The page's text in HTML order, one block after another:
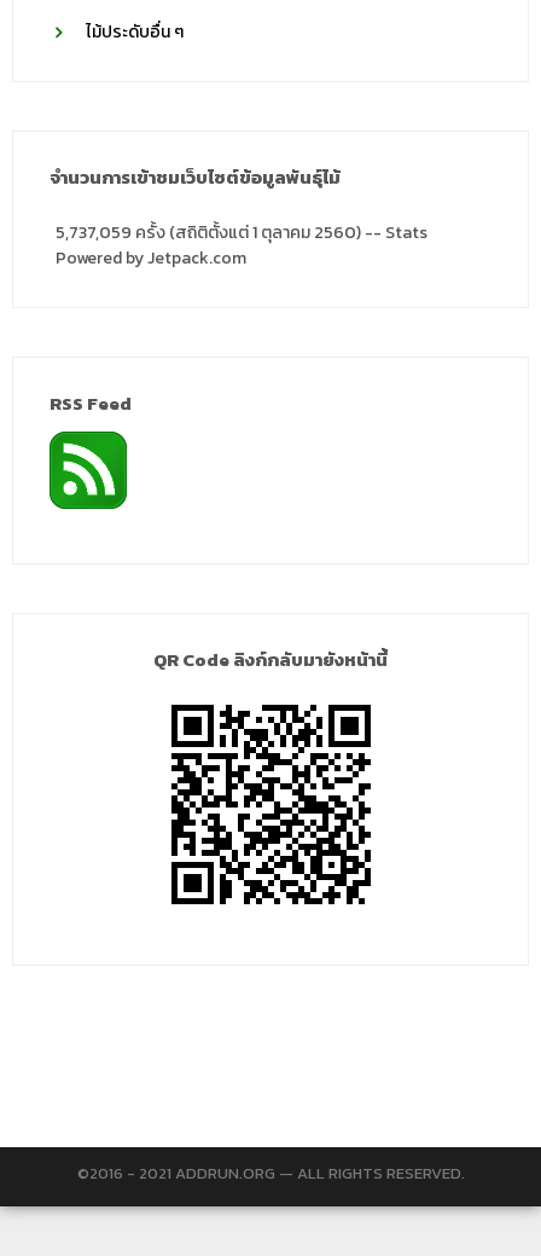
ไม้ประดับอื่น ๆ
จำนวนการเข้าชมเว็บไซต์ข้อมูลพันธุ์ไม้
5,737,059 ครั้ง (สถิติตั้งแต่ 1 ตุลาคม 2560) -- Stats
Powered by Jetpack.com
RSS Feed
QR Code ลิงก์กลับมายังหน้านี้
©2016 - 2021 ADDRUN.ORG — ALL RIGHTS RESERVED.